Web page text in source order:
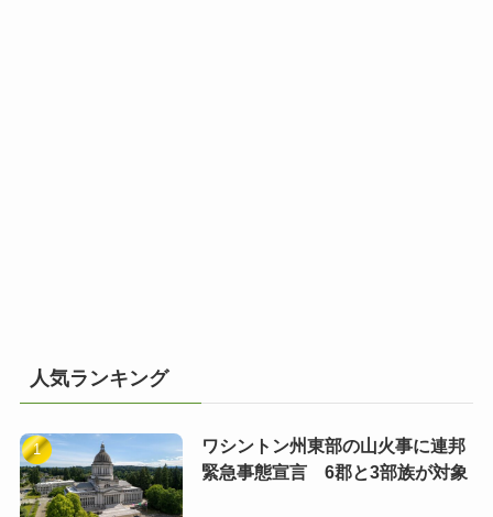
人気ランキング
ワシントン州東部の山火事に連邦
緊急事態宣言 6郡と3部族が対象